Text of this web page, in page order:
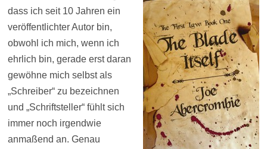
dass ich seit 10 Jahren ein
veröffentlichter Autor bin,
obwohl ich mich, wenn ich
ehrlich bin, gerade erst daran
gewöhne mich selbst als
„Schreiber“ zu bezeichnen
und „Schriftsteller“ fühlt sich
immer noch irgendwie
anmaßend an. Genau